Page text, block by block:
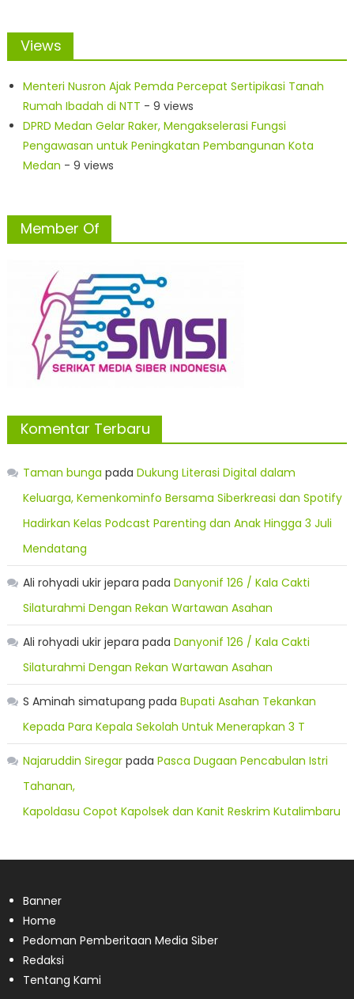
Views
Menteri Nusron Ajak Pemda Percepat Sertipikasi Tanah
Rumah Ibadah di NTT - 9 views
DPRD Medan Gelar Raker, Mengakselerasi Fungsi
Pengawasan untuk Peningkatan Pembangunan Kota
Medan - 9 views
Member Of
Komentar Terbaru
Taman bunga pada Dukung Literasi Digital dalam
Keluarga, Kemenkominfo Bersama Siberkreasi dan Spotify
Hadirkan Kelas Podcast Parenting dan Anak Hingga 3 Juli
Mendatang
Ali rohyadi ukir jepara pada Danyonif 126 / Kala Cakti
Silaturahmi Dengan Rekan Wartawan Asahan
Ali rohyadi ukir jepara pada Danyonif 126 / Kala Cakti
Silaturahmi Dengan Rekan Wartawan Asahan
S Aminah simatupang pada Bupati Asahan Tekankan
Kepada Para Kepala Sekolah Untuk Menerapkan 3 T
Najaruddin Siregarpada Pasca Dugaan Pencabulan Istri
Tahanan,
Kapoldasu Copot Kapolsek dan Kanit Reskrim Kutalimbaru
Banner
Home
Pedoman Pemberitaan Media Siber
Redaksi
Tentang Kami